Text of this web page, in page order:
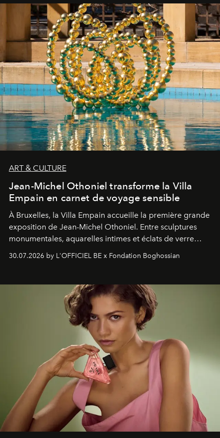
ART & CULTURE
Jean-Michel Othoniel transforme la Villa
Empain en carnet de voyage sensible
À Bruxelles, la Villa Empain accueille la première grande
exposition de Jean-Michel Othoniel. Entre sculptures
monumentales, aquarelles intimes et éclats de verre
soufflé, l’artiste français compose un itinéraire
émotionnel où chaque œuvre devient le souvenir
émerveillement.
30.07.2026 by L'OFFICIEL BE x Fondation Boghossian